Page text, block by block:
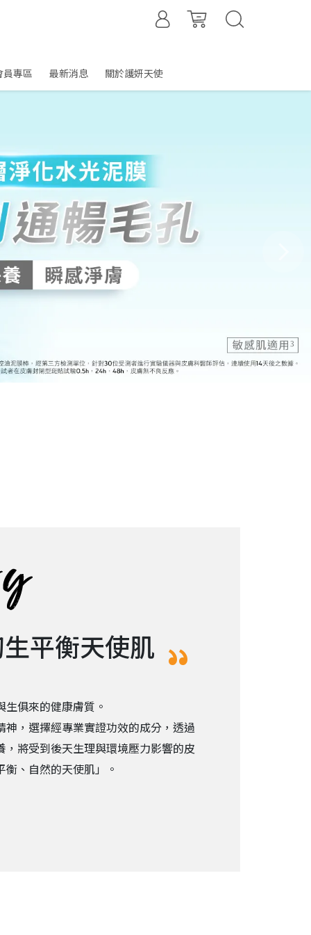
員專區 最新消息 關於護妍天使
平衡天使肌
俱來的健康膚質。
神，選擇經專業實證功效的成分，透過
，將受到後天生理與環境壓力影響的皮
、自然的天使肌」。